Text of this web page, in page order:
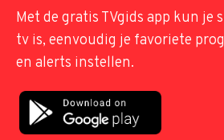
Met de gratis TVgids app kun je
tv is, eenvoudig je favoriete
en alerts instellen.